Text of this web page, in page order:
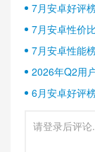
7月安卓好评
半壁江山
7月安卓性价
7月安卓性能
2026年Q2用
6月安卓好评